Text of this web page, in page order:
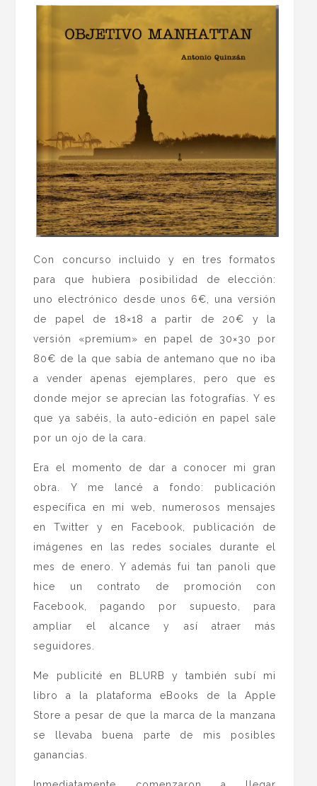
Con concurso incluido y en tres formatos
para que hubiera posibilidad de elección:
uno electrónico desde unos 6€, una versión
de papel de 18×18 a partir de 20€ y la
versión «premium» en papel de 30×30 por
80€ de la que sabía de antemano que no iba
a vender apenas ejemplares, pero que es
donde mejor se aprecian las fotografías. Y es
que ya sabéis, la auto-edición en papel sale
por un ojo de la cara.
Era el momento de dar a conocer mi gran
obra. Y me lancé a fondo: publicación
específica en mi web, numerosos mensajes
en Twitter y en Facebook, publicación de
imágenes en las redes sociales durante el
mes de enero. Y además fui tan panoli que
hice un contrato de promoción con
Facebook, pagando por supuesto, para
ampliar el alcance y así atraer más
seguidores.
Me publicité en BLURB y también subí mi
libro a la plataforma eBooks de la Apple
Store a pesar de que la marca de la manzana
se llevaba buena parte de mis posibles
ganancias.